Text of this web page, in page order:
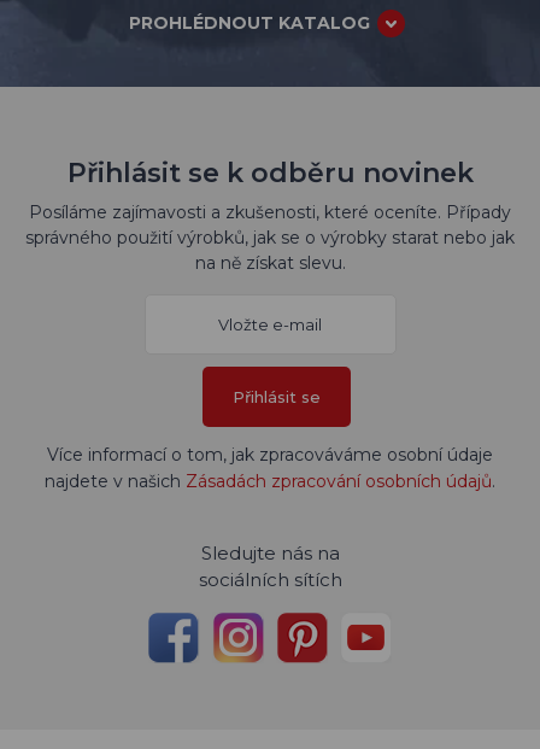
PROHLÉDNOUT KATALOG
Přihlásit se k odběru novinek
Posíláme zajímavosti a zkušenosti, které oceníte. Případy
správného použití výrobků, jak se o výrobky starat nebo jak
na ně získat slevu.
Přihlásit se
Více informací o tom, jak zpracováváme osobní údaje
najdete v našich Zásadách zpracování osobních údajů.
Sledujte nás na
sociálních sítích